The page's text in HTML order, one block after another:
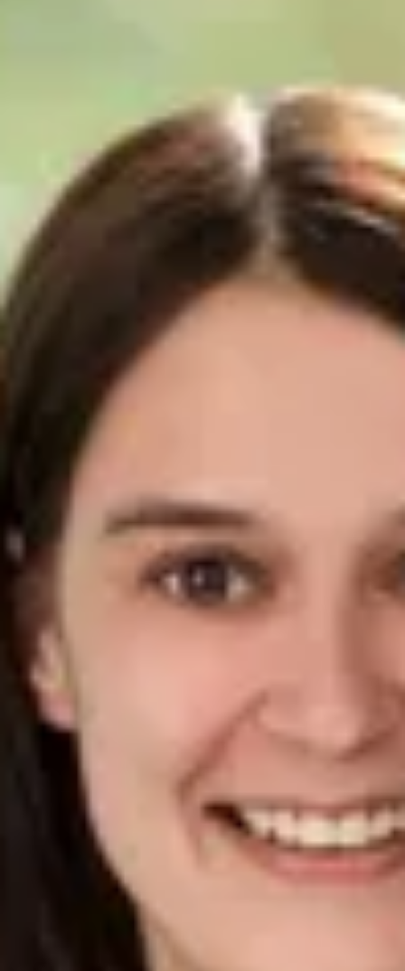
Kontakt speichern
Regionalleiter Vertrieb
07221/5088-0
post@ahg-mobile.de
Kontakt speichern
Neue Automobile
Udo Seelig
Verkäufer Neue Automobile
seelig@ahg-mobile.de
Kontakt speichern
Fabrice Staedel
Verkäufer Neue Automobile
07221/5088-29
Simon Frisenda
Verkäufer Neue Automobile
07221/5088-21 s.frisenda@ahg-mobile.de
Kontakt speichern
Verkäufer Neue Automobile
07221/5088-127
n.emahazion@ahg-mobile.de
Großkunden
Lukas Möllering
07221/5088-72
moellering@ahg-mobile.de
Kontakt speichern
Gebrauchte Automobile
Verkäufer Gebrauchte Automobile
07221/5088-610 ticali@ahg-mobile.de
Kontakt speichern